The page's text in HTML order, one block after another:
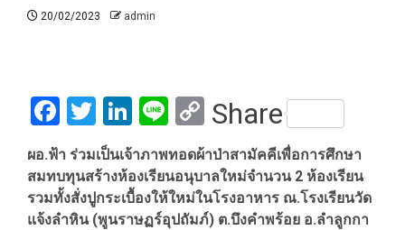
20/02/2023 admin
Facebook
Twitter
LinkedIn
LineCopy
Link
Share
ผอ.ฟ้า ร่วมเป็นเจ้าภาพทอดผ้าป่าสามัคคีเพื่อการศึกษา
สมทบทุนสร้างห้องเรียนอนุบาลใหม่จำนวน 2 ห้องเรียน
รวมทั้งสั่งปูกระเบื้องให้ใหม่ในโรงอาหาร ณ.โรงเรียนวัด
แจ้งลำหิน (พูนราษฏร์อุปถัมภ์) ต.บึงคำพร้อย อ.ลำลูกกา